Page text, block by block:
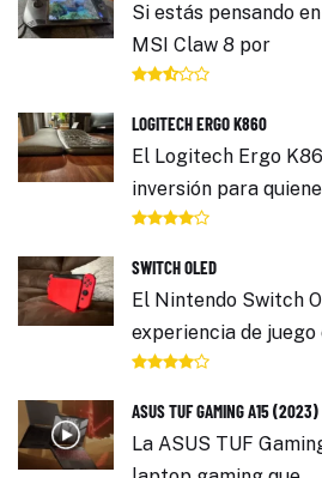
Si estás pensando
MSI Claw 8 por
LOGITECH ERGO K860
El Logitech Ergo
inversión para
SWITCH OLED
El Nintendo Switch
experiencia de juego
ASUS TUF GAMING A15 (2023)
La ASUS TUF